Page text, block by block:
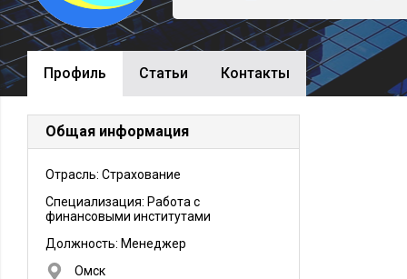
Профиль Cтатьи Контакты
Общая информация
Отрасль: Страхование
Специализация: Работа с
финансовыми институтами
Должность: Менеджер
Омск